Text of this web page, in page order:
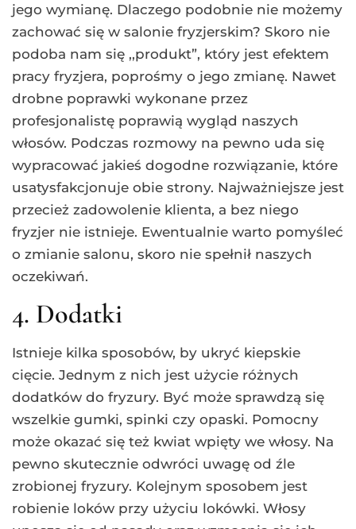
jego wymianę. Dlaczego podobnie nie możemy
zachować się w salonie fryzjerskim? Skoro nie
podoba nam się ,,produkt”, który jest efektem
pracy fryzjera, poprośmy o jego zmianę. Nawet
drobne poprawki wykonane przez
profesjonalistę poprawią wygląd naszych
włosów. Podczas rozmowy na pewno uda się
wypracować jakieś dogodne rozwiązanie, które
usatysfakcjonuje obie strony. Najważniejsze jest
przecież zadowolenie klienta, a bez niego
fryzjer nie istnieje. Ewentualnie warto pomyśleć
o zmianie salonu, skoro nie spełnił naszych
oczekiwań.
4. Dodatki
Istnieje kilka sposobów, by ukryć kiepskie
cięcie. Jednym z nich jest użycie różnych
dodatków do fryzury. Być może sprawdzą się
wszelkie gumki, spinki czy opaski. Pomocny
może okazać się też kwiat wpięty we włosy. Na
pewno skutecznie odwróci uwagę od źle
zrobionej fryzury. Kolejnym sposobem jest
robienie loków przy użyciu lokówki. Włosy